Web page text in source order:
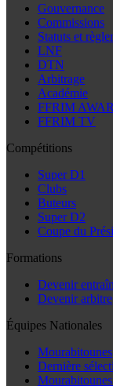
Gouvernance
Commissions
Statuts et
LNF
DTN
Arbitrage
Académie
FFRIM
FFRIM TV
Compétitions
Super D1
Clubs
Buteurs
Super D2
Coupe du
Formations
Devenir
Devenir arbitre
Équipes Nationales
Mourabitounes
Dernière